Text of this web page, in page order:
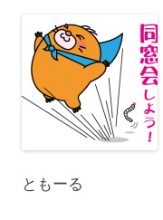
ともーる